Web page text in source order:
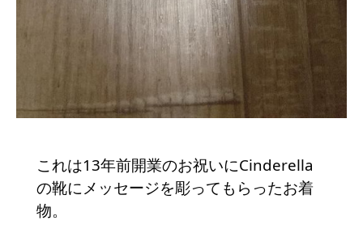
これは13年前開業のお祝いにCinderella
の靴にメッセージを彫ってもらったお着
物。